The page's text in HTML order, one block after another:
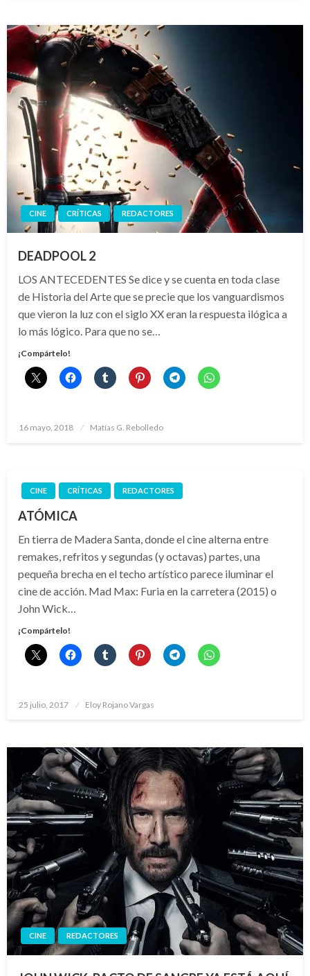
CINE CRÍTICAS REDACTORES
DEADPOOL 2
LOS ANTECEDENTES Se dice y se cuenta en toda clase
de Historia del Arte que se precie que los vanguardismos
que vieron la luz con el siglo XX eran la respuesta ilógica a
lo más lógico. Para que no se…
¡Compártelo!
Publicado
16 mayo, 2018 Matías G. Rebolledo
CINE CRÍTICAS REDACTORES
ATÓMICA
En tierra de Madera Santa, donde el cine alterna entre
remakes, refritos y segundas (y octavas) partes, una
pequeña brecha en el techo artístico parece iluminar el
cine de acción. Mad Max: Furia en la carretera (2015) o
John Wick…
¡Compártelo!
Publicado
25 julio, 2017 Eloy Rojano Vargas
CINE REDACTORES